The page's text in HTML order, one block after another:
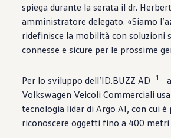
spiega durante la serata il dr. Herbert
amministratore delegato. «Siamo
ridefinisce la mobilità con soluzioni
connesse e sicure per le prossime
Per lo sviluppo dell’ID.BUZZ AD 1
Volkswagen Veicoli Commerciali
tecnologia lidar di Argo AI, con cui è
riconoscere oggetti fino a 400